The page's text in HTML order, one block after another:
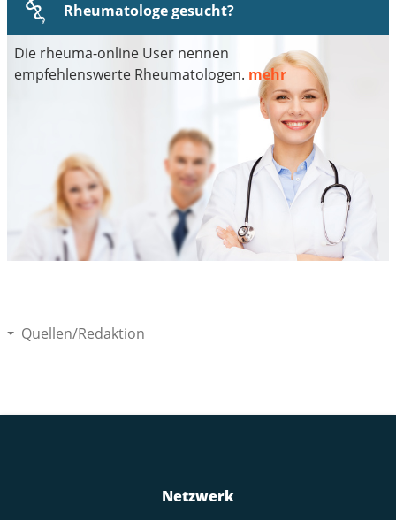
Rheumatologe gesucht?
Die rheuma-online User nennen
empfehlenswerte Rheumatologen. mehr
Quellen/Redaktion
Netzwerk